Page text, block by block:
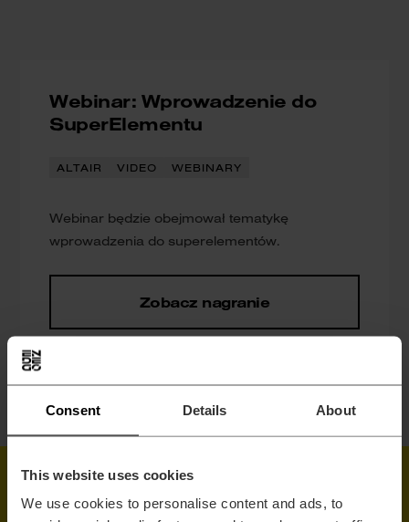
Consent Details About
This website uses cookies
We use cookies to personalise content and ads, to
Webinar: Wprowadzenie do
SuperElementu
ALTAIR VIDEO WEBINARY
Webinar będzie obejmował tematykę
wprowadzenia do superelementów.
Zobacz nagranie